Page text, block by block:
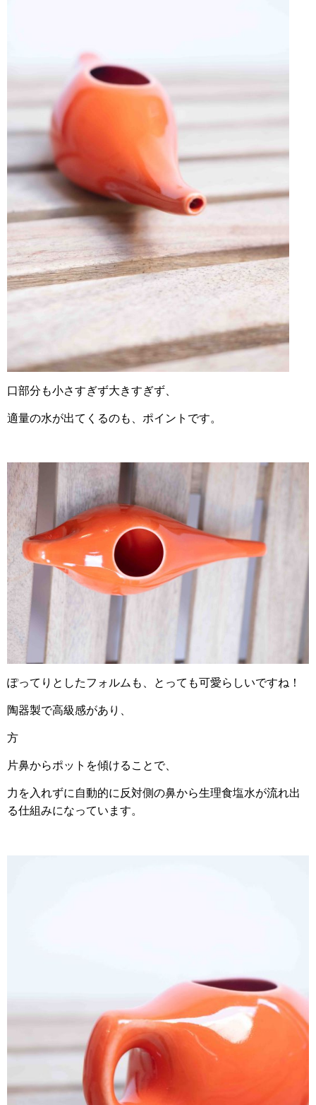
口部分も小さすぎず大きすぎず、
適量の水が出てくるのも、ポイントです。
ぽってりとしたフォルムも、とっても可愛らしいですね！
陶器製で高級感があり、
方
片鼻からポットを傾けることで、
力を入れずに自動的に反対側の鼻から生理食塩水が流れ出
る仕組みになっています。